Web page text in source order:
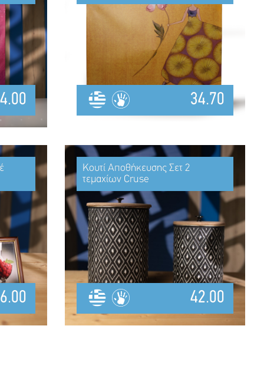
34.70
6.00
Κουτί Αποθήκευσης Σετ 2
τεμαχίων Cruse
42.00